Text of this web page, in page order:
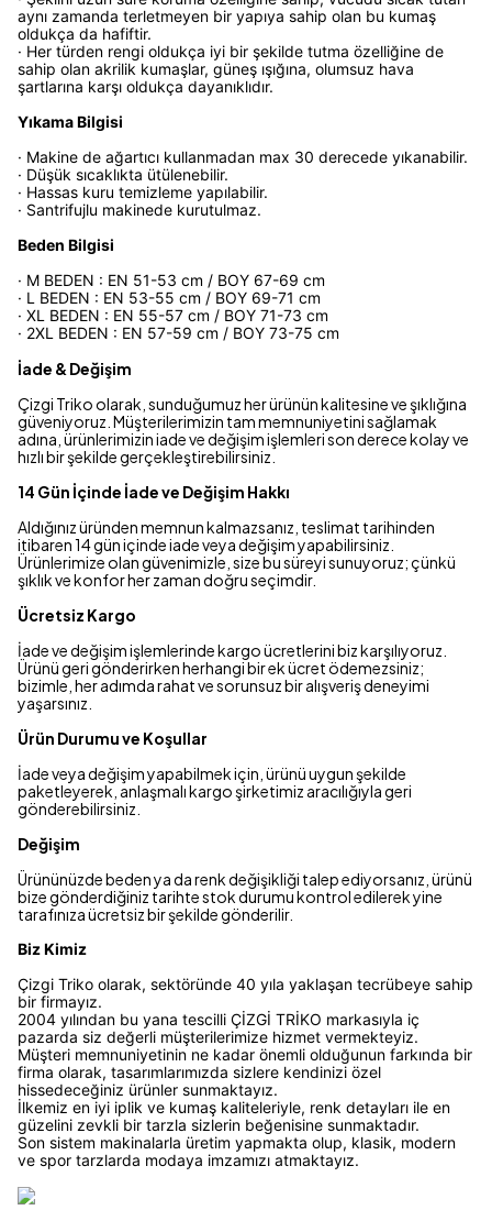
aynı zamanda terletmeyen bir yapıya sahip olan bu kumaş
oldukça da hafiftir.
· Her türden rengi oldukça iyi bir şekilde tutma özelliğine de
sahip olan akrilik kumaşlar, güneş ışığına, olumsuz hava
şartlarına karşı oldukça dayanıklıdır.
Yıkama Bilgisi
· Makine de ağartıcı kullanmadan max 30 derecede yıkanabilir.
· Düşük sıcaklıkta ütülenebilir.
· Hassas kuru temizleme yapılabilir.
· Santrifujlu makinede kurutulmaz.
Beden Bilgisi
· M BEDEN : EN 51-53 cm / BOY 67-69 cm
· L BEDEN : EN 53-55 cm / BOY 69-71 cm
· XL BEDEN : EN 55-57 cm / BOY 71-73 cm
· 2XL BEDEN : EN 57-59 cm / BOY 73-75 cm
İade & Değişim
Çizgi Triko olarak, sunduğumuz her ürünün kalitesine ve şıklığına
güveniyoruz. Müşterilerimizin tam memnuniyetini sağlamak
adına, ürünlerimizin iade ve değişim işlemleri son derece kolay ve
hızlı bir şekilde gerçekleştirebilirsiniz.
14 Gün İçinde İade ve Değişim Hakkı
Aldığınız üründen memnun kalmazsanız, teslimat tarihinden
itibaren 14 gün içinde iade veya değişim yapabilirsiniz.
Ürünlerimize olan güvenimizle, size bu süreyi sunuyoruz; çünkü
şıklık ve konfor her zaman doğru seçimdir.
Ücretsiz Kargo
İade ve değişim işlemlerinde kargo ücretlerini biz karşılıyoruz.
Ürünü geri gönderirken herhangi bir ek ücret ödemezsiniz;
bizimle, her adımda rahat ve sorunsuz bir alışveriş deneyimi
yaşarsınız.
Ürün Durumu ve Koşullar
İade veya değişim yapabilmek için, ürünü uygun şekilde
paketleyerek, anlaşmalı kargo şirketimiz aracılığıyla geri
gönderebilirsiniz.
Değişim
Ürününüzde beden ya da renk değişikliği talep ediyorsanız, ürünü
bize gönderdiğiniz tarihte stok durumu kontrol edilerek yine
tarafınıza ücretsiz bir şekilde gönderilir.
Biz Kimiz
Çizgi Triko olarak, sektöründe 40 yıla yaklaşan tecrübeye sahip
bir firmayız.
2004 yılından bu yana tescilli ÇİZGİ TRİKO markasıyla iç
pazarda siz değerli müşterilerimize hizmet vermekteyiz.
Müşteri memnuniyetinin ne kadar önemli olduğunun farkında bir
firma olarak, tasarımlarımızda sizlere kendinizi özel
hissedeceğiniz ürünler sunmaktayız.
İlkemiz en iyi iplik ve kumaş kaliteleriyle, renk detayları ile en
güzelini zevkli bir tarzla sizlerin beğenisine sunmaktadır.
Son sistem makinalarla üretim yapmakta olup, klasik, modern
ve spor tarzlarda modaya imzamızı atmaktayız.